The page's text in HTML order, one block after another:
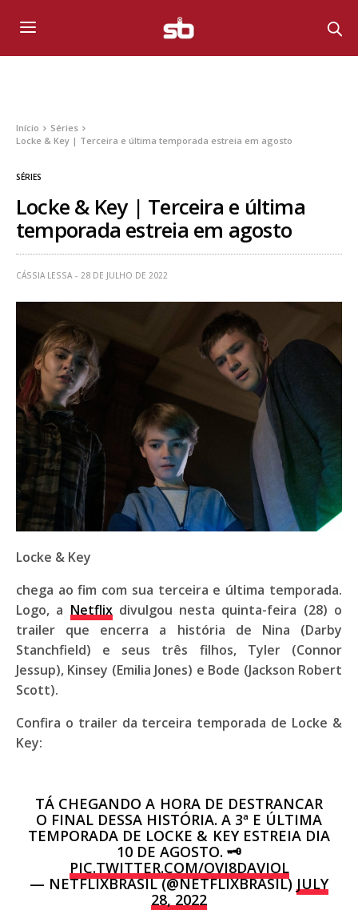
Início
Séries
Locke & Key | Terceira e última temporada estreia em agosto
SÉRIES
Locke & Key | Terceira e última
temporada estreia em agosto
CÁSSIA LESSA 28 DE JULHO DE 2022
Locke & Key
chega ao fim com sua terceira e última temporada.
Logo, a Netflixdivulgou nesta quinta-feira (28) o
trailer que encerra a história de Nina (Darby
Stanchfield) e seus três filhos, Tyler (Connor
Jessup), Kinsey (Emilia Jones) e Bode (Jackson Robert
Scott).
Confira o trailer da terceira temporada de Locke &
Key:
TÁ CHEGANDO A HORA DE DESTRANCAR
O FINAL DESSA HISTÓRIA. A 3ª E ÚLTIMA
TEMPORADA DE LOCKE & KEY ESTREIA DIA
10 DE AGOSTO. 🗝️
PIC.TWITTER.COM/OVI8DAVIOL
— NETFLIXBRASIL (@NETFLIXBRASIL) JULY
28, 2022